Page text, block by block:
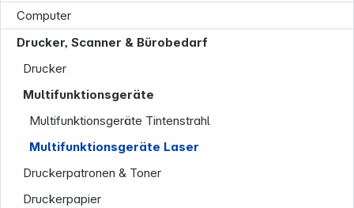
Computer
Drucker, Scanner & Bürobedarf
Drucker
Multifunktionsgeräte
Multifunktionsgeräte Tintenstrahl
Multifunktionsgeräte Laser
Druckerpatronen & Toner
Druckerpapier